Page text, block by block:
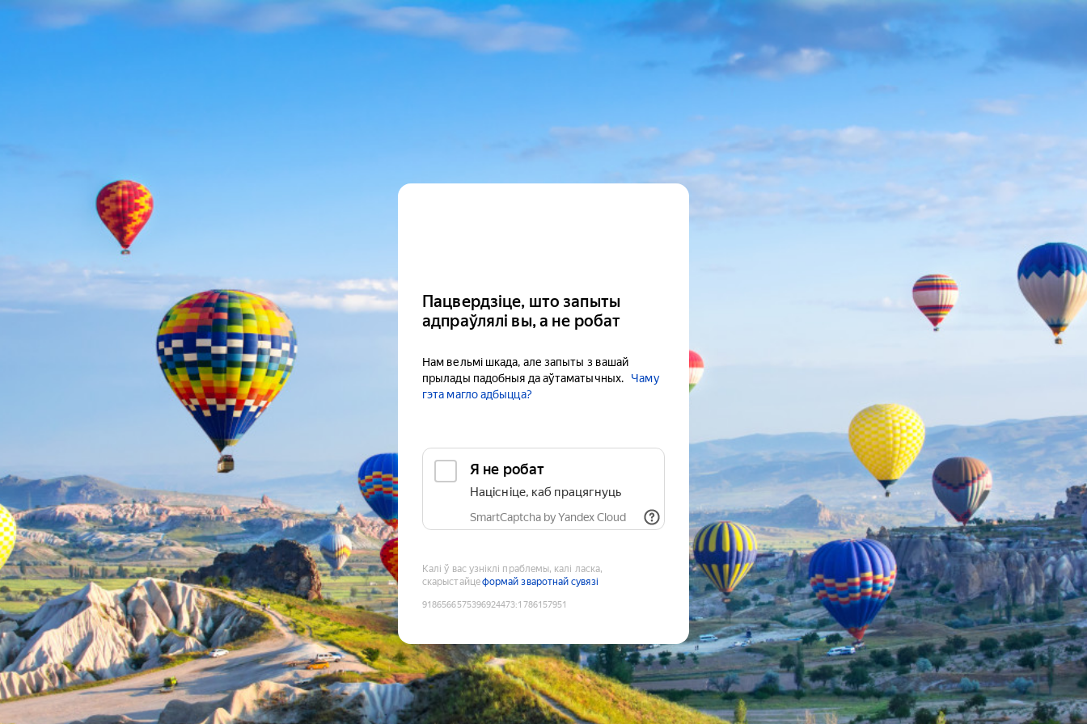
Пацвердзіце, што запыты
адпраўлялі вы, а не робат
Нам вельмі шкада, але запыты з вашай
прылады падобныя да аўтаматычных.
Чаму
гэта магло адбыцца?
Я не робат
Націсніце, каб працягнуць
SmartCaptcha by Yandex Cloud
Калі ў вас узніклі праблемы, калі ласка,
скарыстайцеформай зваротнай сувязі
9186566575396924473:1786157951